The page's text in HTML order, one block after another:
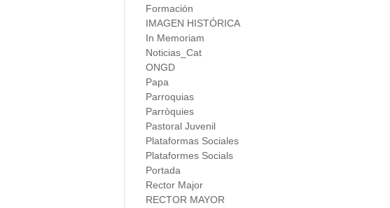
Formación
IMAGEN HISTÓRICA
In Memoriam
Noticias_Cat
ONGD
Papa
Parroquias
Parròquies
Pastoral Juvenil
Plataformas Sociales
Plataformes Socials
Portada
Rector Major
RECTOR MAYOR